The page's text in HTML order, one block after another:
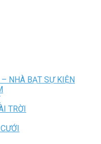
NHÀ BẠT SỰ KIỆN
TRỜI